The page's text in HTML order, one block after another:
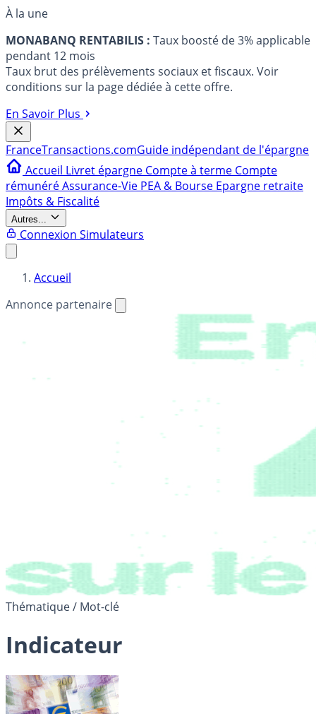
À la une
MONABANQ RENTABILIS : Taux boosté de 3% applicable
pendant 12 mois
Taux brut des prélèvements sociaux et fiscaux. Voir
conditions sur la page dédiée à cette offre.
En Savoir Plus
FranceTransactions.comGuide indépendant de l'épargne
Accueil Livret épargne Compte à terme Compte
rémunéréAssurance-Vie PEA & Bourse Epargne retraite
Impôts & Fiscalité
Autres...
Connexion Simulateurs
Accueil
Annonce partenaire
Thématique / Mot-clé
Indicateur